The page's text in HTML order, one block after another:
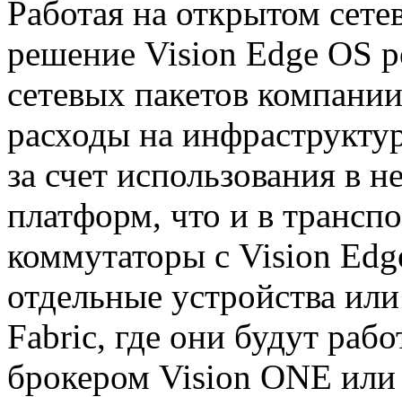
Работая на открытом
решение Vision Edge OS
сетевых пакетов
расходы на
за счет использования в
платформ, что и в
коммутаторы с Vision
отдельные устройства
Fabric, где они будут
брокером Vision ONE